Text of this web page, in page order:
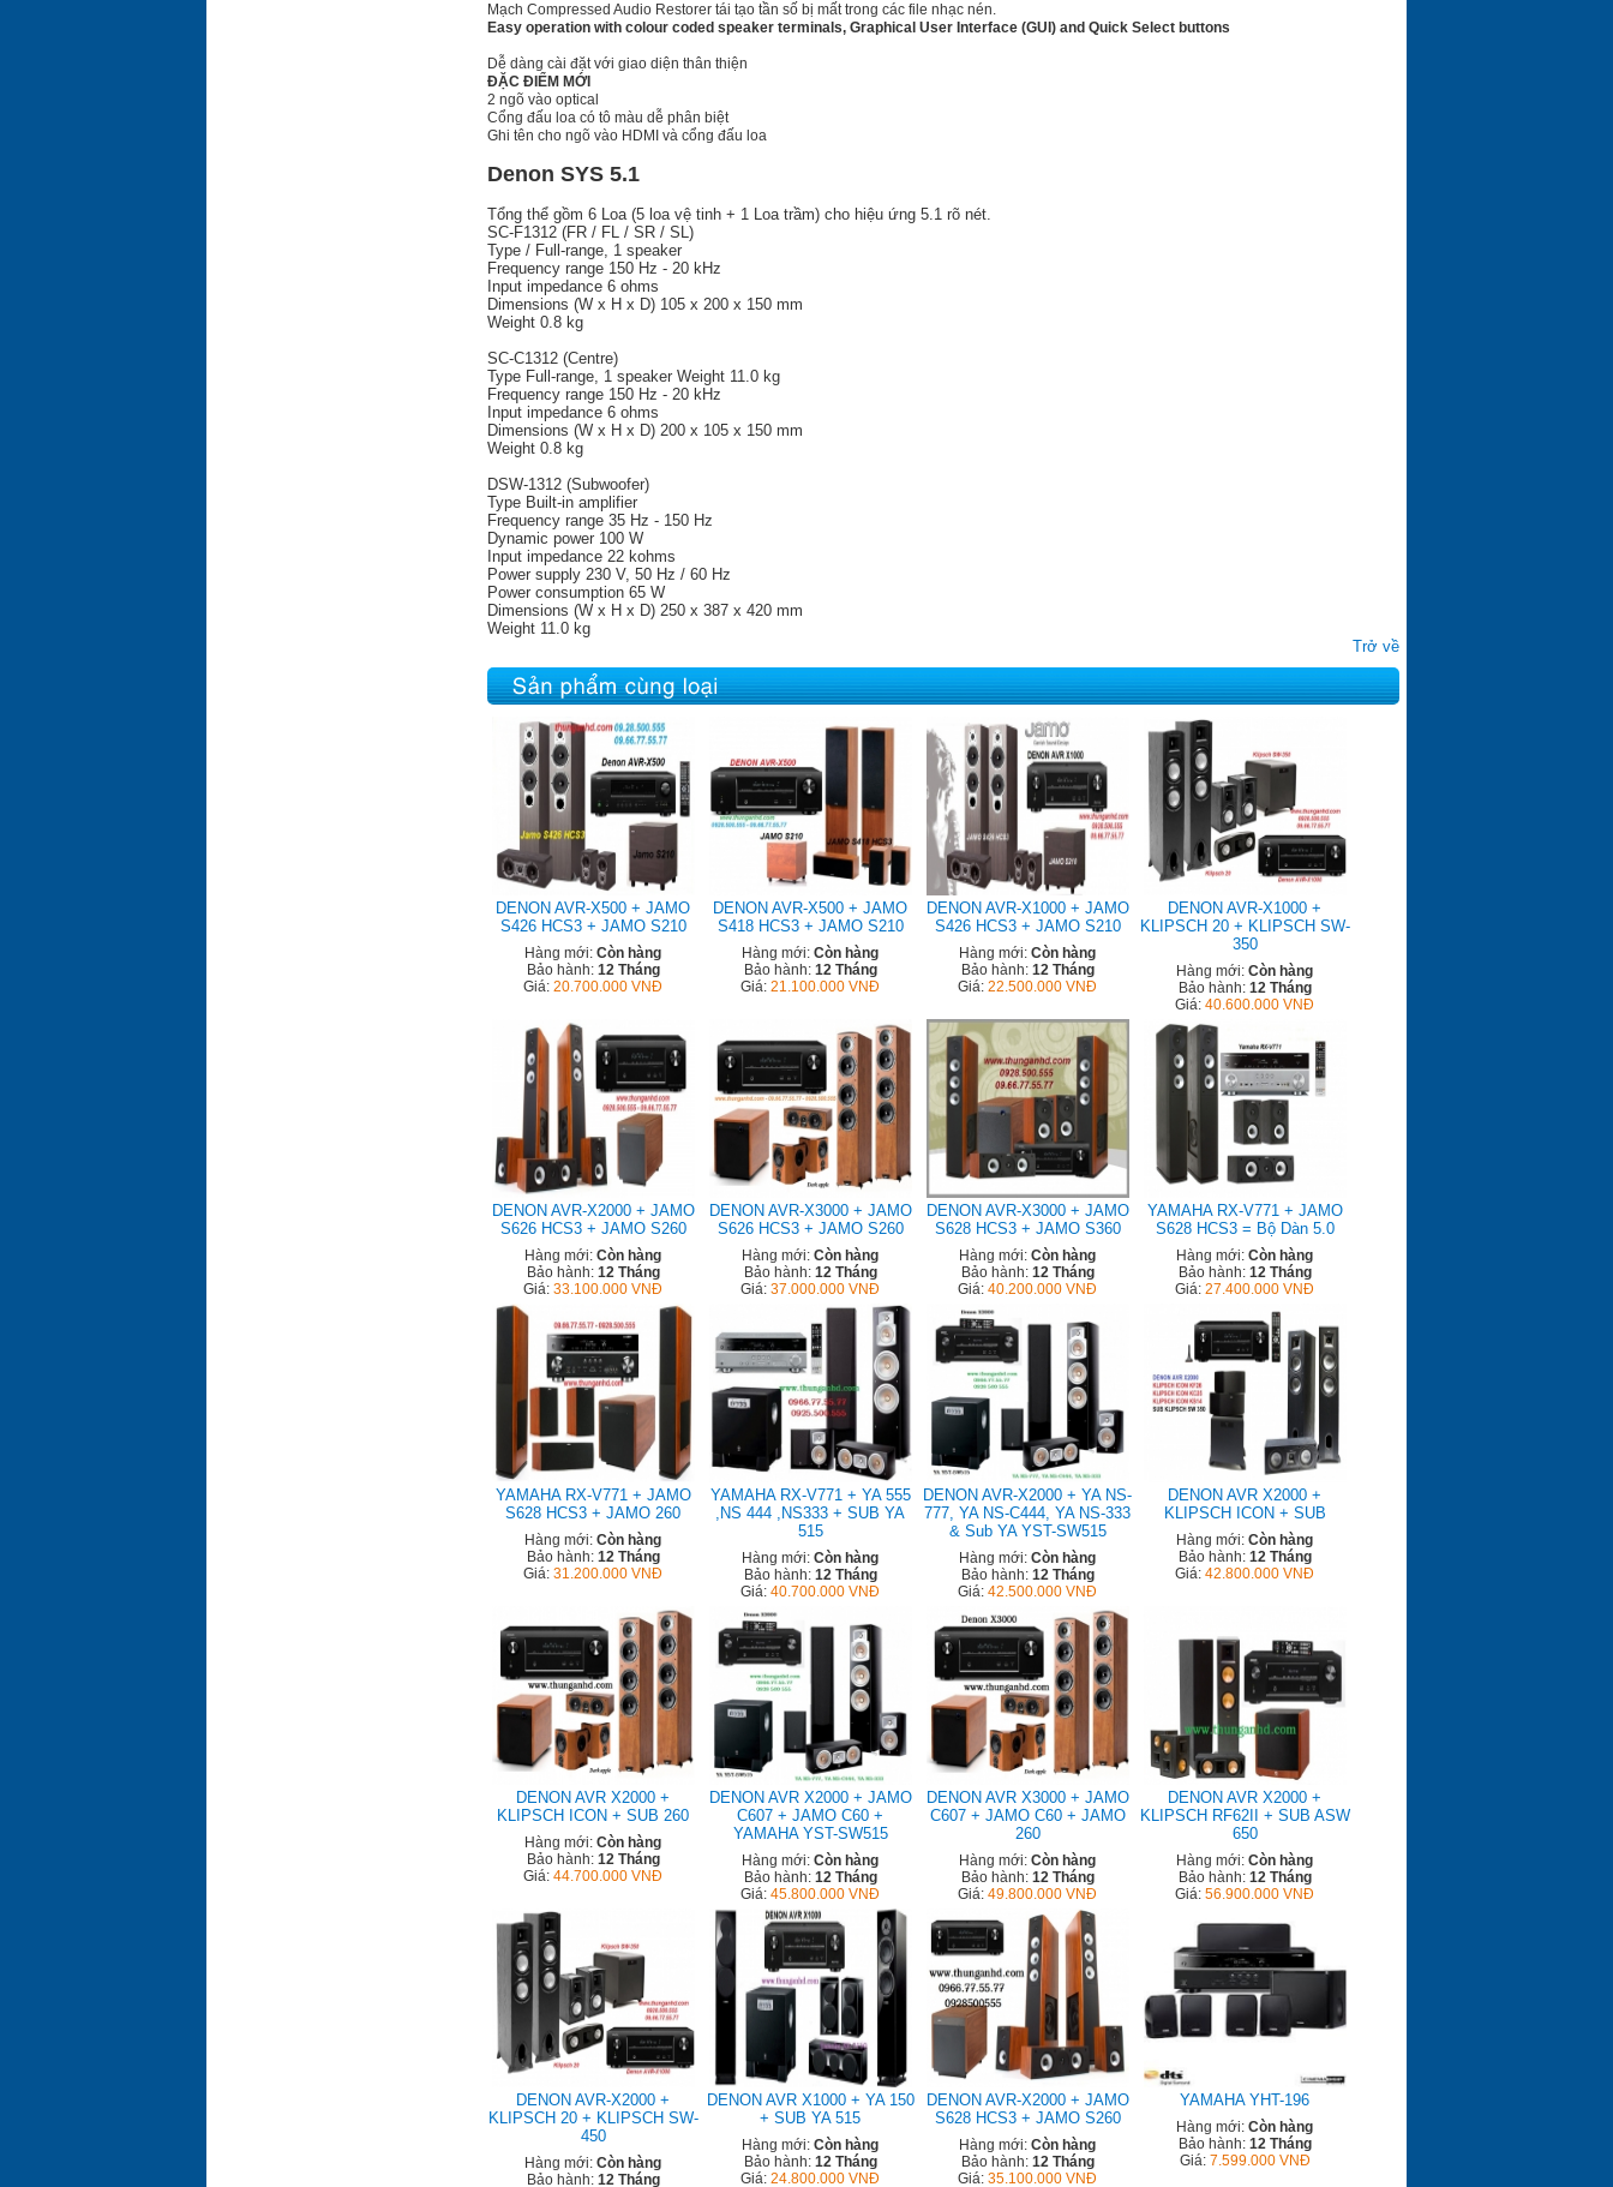
Mạch Compressed Audio Restorer tái tạo tần số bị mất trong các file nhạc nén.
Easy operation with colour coded speaker terminals, Graphical User Interface (GUI) and Quick Select buttons
Dễ dàng cài đặt với giao diện thân thiện
ĐẶC ĐIỂM MỚI
2 ngõ vào optical
Cổng đấu loa có tô màu dễ phân biệt
Ghi tên cho ngõ vào HDMI và cổng đấu loa
Denon SYS 5.1
Tổng thể gồm 6 Loa (5 loa vệ tinh + 1 Loa trầm) cho hiệu ứng 5.1 rõ nét.
SC-F1312 (FR / FL / SR / SL)
Type / Full-range, 1 speaker
Frequency range 150 Hz - 20 kHz
Input impedance 6 ohms
Dimensions (W x H x D) 105 x 200 x 150 mm
Weight 0.8 kg
SC-C1312 (Centre)
Type Full-range, 1 speaker Weight 11.0 kg
Frequency range 150 Hz - 20 kHz
Input impedance 6 ohms
Dimensions (W x H x D) 200 x 105 x 150 mm
Weight 0.8 kg
DSW-1312 (Subwoofer)
Type Built-in amplifier
Frequency range 35 Hz - 150 Hz
Dynamic power 100 W
Input impedance 22 kohms
Power supply 230 V, 50 Hz / 60 Hz
Power consumption 65 W
Dimensions (W x H x D) 250 x 387 x 420 mm
Weight 11.0 kg
Trở về
DENON AVR-X500 + JAMO
S426 HCS3 + JAMO S210
Hàng mới: Còn hàng
Bảo hành: 12 Tháng
Giá: 20.700.000 VNĐ
DENON AVR-X500 + JAMO
S418 HCS3 + JAMO S210
Hàng mới: Còn hàng
Bảo hành: 12 Tháng
Giá: 21.100.000 VNĐ
DENON AVR-X1000 + JAMO
S426 HCS3 + JAMO S210
Hàng mới: Còn hàng
Bảo hành: 12 Tháng
Giá: 22.500.000 VNĐ
DENON AVR-X1000 +
KLIPSCH 20 + KLIPSCH SW-
350
Hàng mới: Còn hàng
Bảo hành: 12 Tháng
Giá: 40.600.000 VNĐ
DENON AVR-X2000 + JAMO
S626 HCS3 + JAMO S260
Hàng mới: Còn hàng
Bảo hành: 12 Tháng
Giá: 33.100.000 VNĐ
DENON AVR-X3000 + JAMO
S626 HCS3 + JAMO S260
Hàng mới: Còn hàng
Bảo hành: 12 Tháng
Giá: 37.000.000 VNĐ
DENON AVR-X3000 + JAMO
S628 HCS3 + JAMO S360
Hàng mới: Còn hàng
Bảo hành: 12 Tháng
Giá: 40.200.000 VNĐ
YAMAHA RX-V771 + JAMO
S628 HCS3 = Bộ Dàn 5.0
Hàng mới: Còn hàng
Bảo hành: 12 Tháng
Giá: 27.400.000 VNĐ
YAMAHA RX-V771 + JAMO
S628 HCS3 + JAMO 260
Hàng mới: Còn hàng
Bảo hành: 12 Tháng
Giá: 31.200.000 VNĐ
YAMAHA RX-V771 + YA 555
,NS 444 ,NS333 + SUB YA
515
Hàng mới: Còn hàng
Bảo hành: 12 Tháng
Giá: 40.700.000 VNĐ
DENON AVR-X2000 + YA NS-
777, YA NS-C444, YA NS-333
& Sub YA YST-SW515
Hàng mới: Còn hàng
Bảo hành: 12 Tháng
Giá: 42.500.000 VNĐ
DENON AVR X2000 +
KLIPSCH ICON + SUB
Hàng mới: Còn hàng
Bảo hành: 12 Tháng
Giá: 42.800.000 VNĐ
DENON AVR X2000 +
KLIPSCH ICON + SUB 260
Hàng mới: Còn hàng
Bảo hành: 12 Tháng
Giá: 44.700.000 VNĐ
DENON AVR X2000 + JAMO
C607 + JAMO C60 +
YAMAHA YST-SW515
Hàng mới: Còn hàng
Bảo hành: 12 Tháng
Giá: 45.800.000 VNĐ
DENON AVR X3000 + JAMO
C607 + JAMO C60 + JAMO
260
Hàng mới: Còn hàng
Bảo hành: 12 Tháng
Giá: 49.800.000 VNĐ
DENON AVR X2000 +
KLIPSCH RF62II + SUB ASW
650
Hàng mới: Còn hàng
Bảo hành: 12 Tháng
Giá: 56.900.000 VNĐ
DENON AVR-X2000 +
KLIPSCH 20 + KLIPSCH SW-
450
Hàng mới: Còn hàng
Bảo hành: 12 Tháng
DENON AVR X1000 + YA 150
+ SUB YA 515
Hàng mới: Còn hàng
Bảo hành: 12 Tháng
Giá: 24.800.000 VNĐ
DENON AVR-X2000 + JAMO
S628 HCS3 + JAMO S260
Hàng mới: Còn hàng
Bảo hành: 12 Tháng
Giá: 35.100.000 VNĐ
YAMAHA YHT-196
Hàng mới: Còn hàng
Bảo hành: 12 Tháng
Giá: 7.599.000 VNĐ